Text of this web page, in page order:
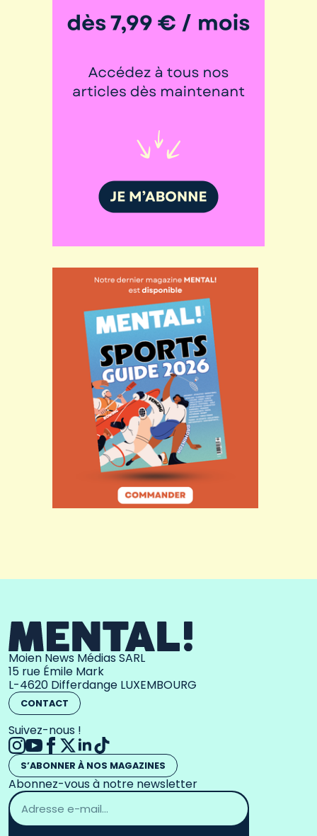
Moien News Médias SARL
15 rue Émile Mark
L-4620 Differdange LUXEMBOURG
CONTACT
Suivez-nous !
S’ABONNER À NOS MAGAZINES
Abonnez-vous à notre newsletter
Adresse
email
*